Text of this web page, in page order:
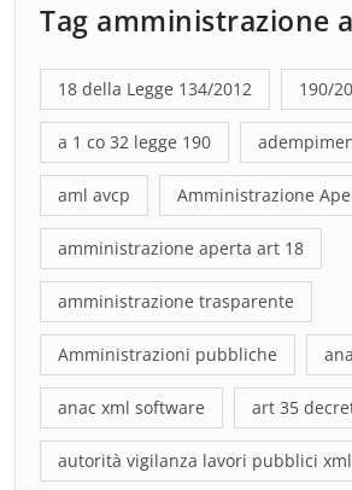
Tag amministrazione
18 della Legge 134/2012 190/
a 1 co 32 legge 190
aml avcp Amministrazione
amministrazione aperta art 18
amministrazione trasparente
Amministrazioni pubbliche
anac xml software art 35
autorità vigilanza lavori pubblici xml